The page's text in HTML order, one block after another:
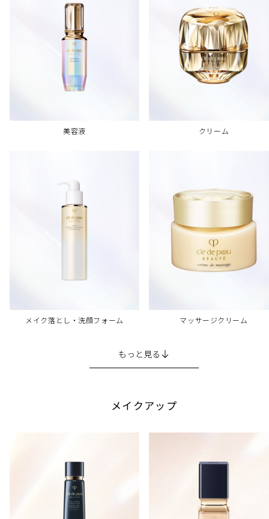
美容液 クリーム
メイク落とし・洗顔フォーム マッサージクリーム
もっと見る
メイクアップ